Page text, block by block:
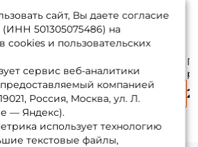
Trigger
"Шар" 72 гр. 5
₽
разборные Trigger
Baits "Шар" 64 гр.
5 шт.
225 ₽
сайт, Вы даете согласие
501305075486) на
cookies и пользовательских
сервис веб-аналитики
компанией
Россия, Москва, ул. Л.
— Яндекс).
использует технологию
текстовые файлы,